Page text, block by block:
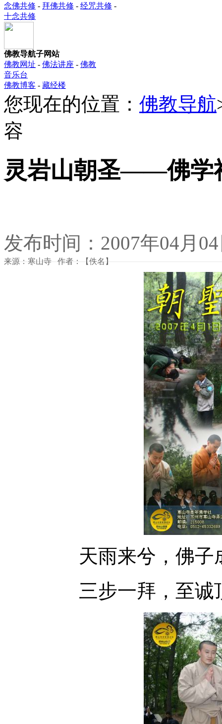
念佛共修 - 拜佛共修 - 经咒共修 -
十念共修
佛教导航子网站
佛教网址 - 佛法讲座 - 佛教
音乐台
佛教博客 - 藏经楼
您现在的位置： 佛教导航
容
灵岩山朝圣——佛学
发布时间：2007年04月
来源：寒山寺 作者：【佚名】
天雨来兮，佛子
三步一拜，至诚